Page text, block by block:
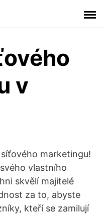
v
marketingu!
vlastního
skvělí majitelé
za to, abyste
kteří se zamilují